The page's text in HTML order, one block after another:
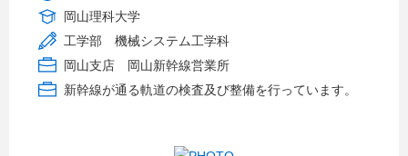
岡山理科大学
工学部 機械システム工学科
岡山支店 岡山新幹線営業所
新幹線が通る軌道の検査及び整備を行っています。